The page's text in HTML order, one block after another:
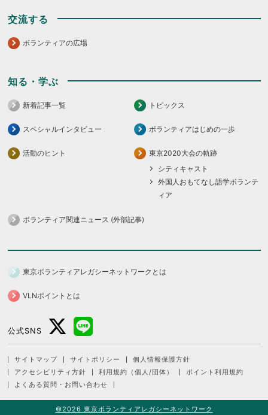
交流する
ボランティアの広場
知る・学ぶ
新着記事一覧 トピックス
スペシャルインタビュー ボランティアはじめの一歩
活動のヒント
東京2020大会の軌跡
シティキャスト
外国人おもてなし語学ボランテ
ィア
ボランティア関連ニュース (外部記事)
東京ボランティアレガシーネットワークとは
VLNポイントとは
公式SNS
サイトマップ サイトポリシー
個人情報保護方針
アクセシビリティ方針
利用規約（個人/団体）
ポイント利用規約
よくある質問・お問い合わせ
©2026 東京ボランティアレガシーネットワーク